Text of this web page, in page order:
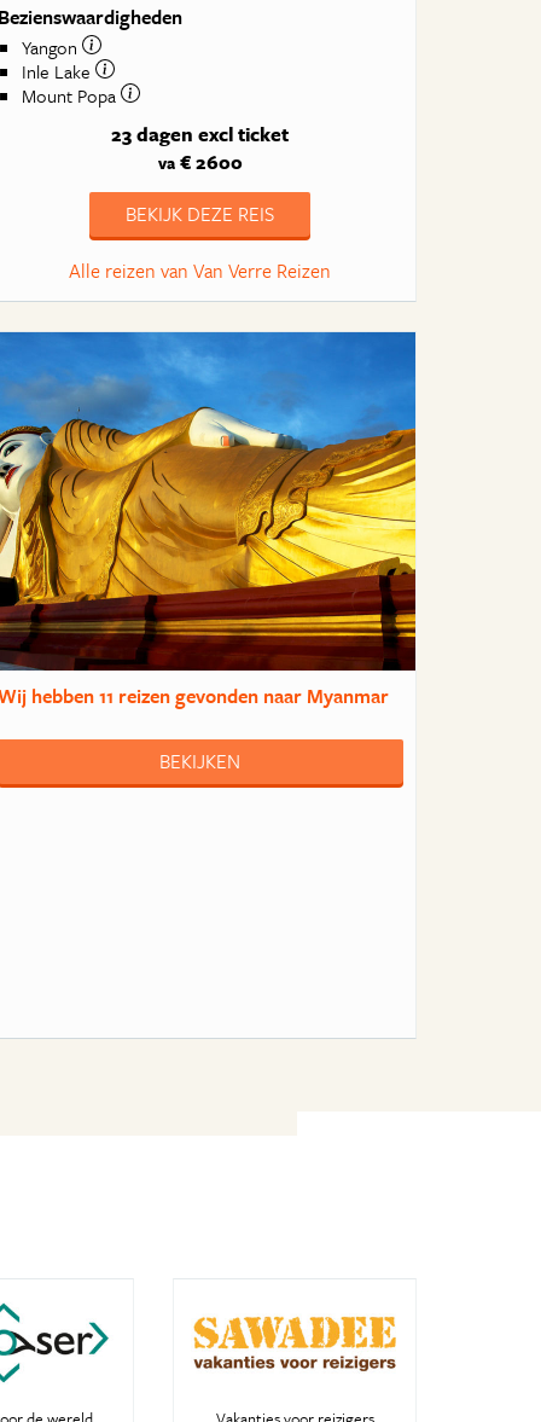
Bezienswaardigheden
Yangon
Inle Lake
Mount Popa
23 dagen excl ticket
va€ 2600
BEKIJK DEZE REIS
Alle reizen van Van Verre Reizen
hebben11 reizengevonden naar Myanmar
BEKIJKEN